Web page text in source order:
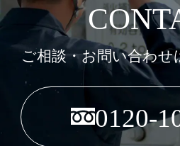
ご相談・お問い合わせ
0120-